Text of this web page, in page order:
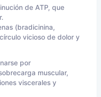
de ATP, que
(bradicinina,
vicioso de dolor y
por
muscular,
viscerales y